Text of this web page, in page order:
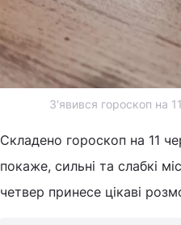
З'явився гороскоп на
Складено гороскоп на 11
покаже, сильні та слабкі
четвер принесе цікаві